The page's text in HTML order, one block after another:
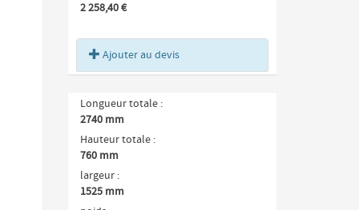
2 258,40 €
Ajouter au devis
Longueur totale
2740 mm
Hauteur totale
760 mm
largeur
1525 mm